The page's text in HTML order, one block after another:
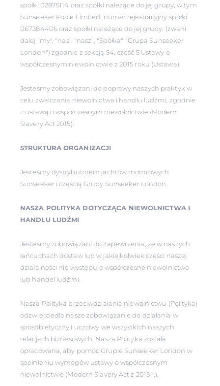
spółki 02875114 oraz spółki należące do jej grupy, w tym
Sunseeker Poole Limited, numer rejestracyjny spółki
067384406 oraz spółki należące do jej grupy. (zwani
dalej "my", "nas", "nasz", "Spółka" "Grupa Sunseeker
London") zgodnie z sekcją 54, część 5 Ustawy o
współczesnym niewolnictwie z 2015 roku (Ustawa).
Jesteśmy zobowiązani do poprawy naszych praktyk w
celu zwalczania niewolnictwa i handlu ludźmi, zgodnie
z ustawą o współczesnym niewolnictwie (Modern
Slavery Act 2015).
STRUKTURA ORGANIZACJI
Jesteśmy dystrybutorem jachtów motorowych
Sunseeker i częścią Grupy Sunseeker London.
NASZA POLITYKA DOTYCZĄCA NIEWOLNICTWA I
HANDLU LUDŹMI
Jesteśmy zobowiązani do zapewnienia, że w naszych
łańcuchach dostaw lub w jakiejkolwiek części naszej
działalności nie występuje współczesne niewolnictwo
lub handel ludźmi.
Nasza Polityka przeciwdziałania niewolnictwu (Polityka)
odzwierciedla nasze zobowiązanie do działania w
sposób etyczny i uczciwy we wszystkich naszych
relacjach biznesowych. Nasza Polityka została
opracowana, aby pomóc Grupie Sunseeker London w
spełnieniu wymogów ustawy o współczesnym
niewolnictwie (Modern Slavery Act z 2015 r.).